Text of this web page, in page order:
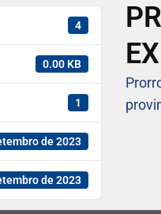
4
0.00 KB
1
de 2023
de 2023